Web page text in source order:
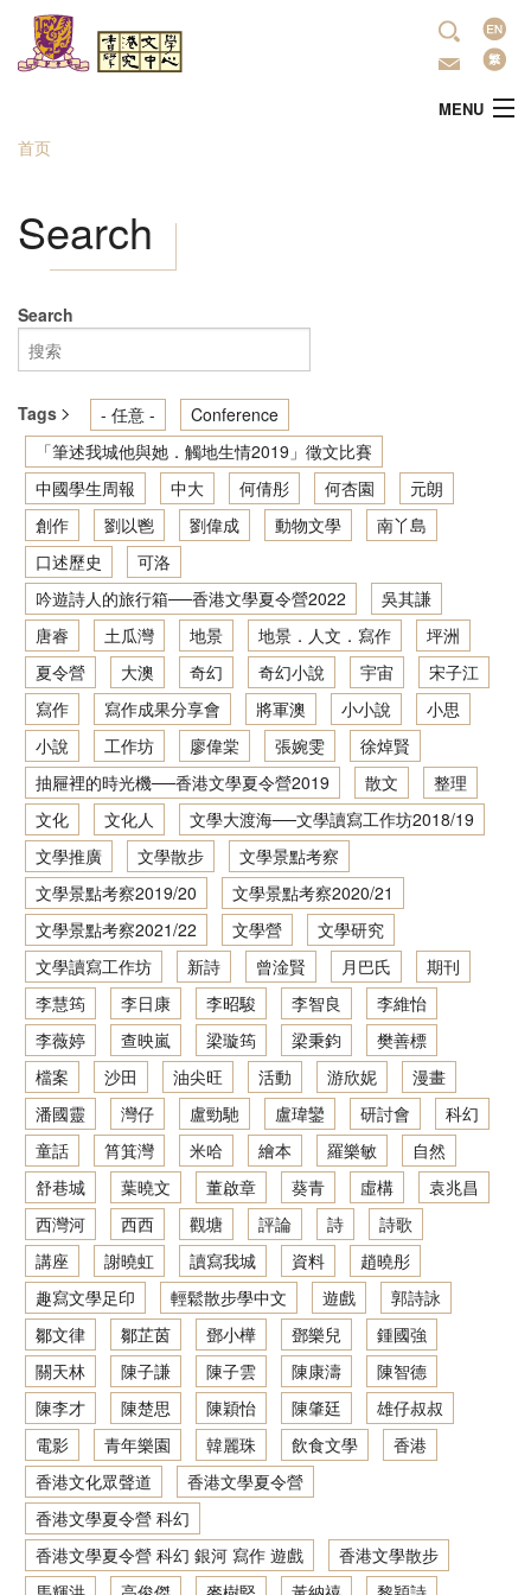
跳转到主要内容
语
言
MENU
中心简介
學術研究
文学推广
出版
香港文學資料庫
相关连结
当前位置
首页
Search
Search
Tags - 任意 -
Conference
「筆述我城他與她．觸地生情2019」徵文比賽
中國學生周報
中大 何倩彤 何杏園
元朗
創作
劉以鬯 劉偉成 動物文學
南丫島
口述歷史
可洛
吟遊詩人的旅行箱──香港文學夏令營2022
吳其謙
唐睿
土瓜灣 地景 地景．人文．寫作
坪洲
夏令營
大澳 奇幻 奇幻小說 宇宙
宋子江
寫作
寫作成果分享會 將軍澳 小小說
小思
小說
工作坊 廖偉棠 張婉雯
徐焯賢
抽屜裡的時光機──香港文學夏令營2019
散文
整理
文化
文化人
文學大渡海──文學讀寫工作坊2018/19
文學推廣
文學散步
文學景點考察
文學景點考察2019/20
文學景點考察2020/21
文學景點考察2021/22
文學營
文學研究
文學讀寫工作坊
新詩 曾淦賢 月巴氏
期刊
李慧筠
李日康 李昭駿 李智良
李維怡
李薇婷
查映嵐 梁璇筠 梁秉鈞
樊善標
檔案
沙田 油尖旺 活動 游欣妮
漫畫
潘國靈
灣仔 盧勁馳 盧瑋鑾 研討會
科幻
童話
筲箕灣 米哈 繪本 羅樂敏
自然
舒巷城
葉曉文 董啟章 葵青 虛構
袁兆昌
西灣河
西西 觀塘 評論 詩
詩歌
講座
謝曉虹 讀寫我城 資料
趙曉彤
趣寫文學足印
輕鬆散步學中文 遊戲
郭詩詠
鄒文律
鄒芷茵 鄧小樺 鄧樂兒
鍾國強
關天林
陳子謙 陳子雲 陳康濤
陳智德
陳李才
陳楚思 陳穎怡 陳肇廷
雄仔叔叔
電影
青年樂園 韓麗珠 飲食文學
香港
香港文化眾聲道
香港文學夏令營
香港文學夏令營 科幻
香港文學夏令營 科幻 銀河 寫作 遊戲
香港文學散步